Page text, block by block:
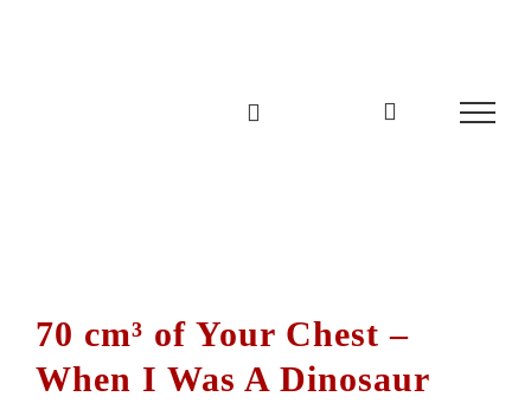
70 cm³ of Your Chest –
When I Was A Dinosaur